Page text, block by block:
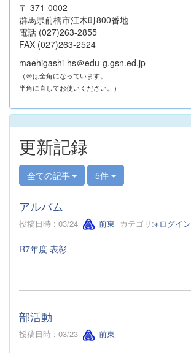
〒 371-0002
群馬県前橋市江木町800番地
電話 (027)263-2855
FAX (027)263-2524
maehigashi-hs＠edu-g.gsn.ed.jp
（＠は全角になっています。
半角に直してお使いください。）
更新記録
全ての記事 5件
アルバム
投稿日時 : 03/24 前東 カテゴリ:※ログイン
R7年度 表彰
部活動
投稿日時 : 03/23 前東